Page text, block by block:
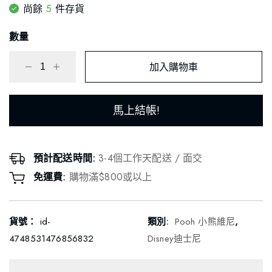
尚餘 5 件存貨
數量
加入購物車
馬上結帳!
預計配送時間:3-4個工作天配送 / 面交
免運費: 購物滿$800或以上
貨號： id-
4748531476856832
類別: Pooh 小熊維尼,
Disney迪士尼